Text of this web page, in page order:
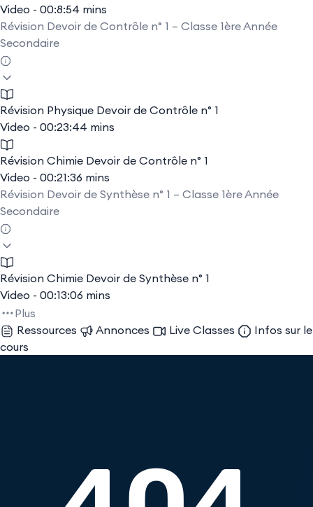
Video - 00:8:54 mins
Révision Devoir de Contrôle n° 1 – Classe 1ère Année
Secondaire
Révision Physique Devoir de Contrôle n° 1
Video - 00:23:44 mins
Révision Chimie Devoir de Contrôle n° 1
Video - 00:21:36 mins
Révision Devoir de Synthèse n° 1 – Classe 1ère Année
Secondaire
Révision Chimie Devoir de Synthèse n° 1
Video - 00:13:06 mins
Plus
Ressources
Annonces Live Classes
Infos sur le
cours